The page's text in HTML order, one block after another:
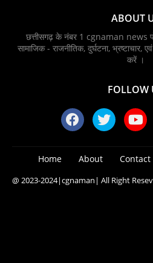
ABOUT
छत्तीसगढ़ के नंबर 1 cgnaman news
सामाजिक - राजनीतिक, दुर्घटना,
करें ।
FOLLOW
Home About Contact
@ 2023-2024|cgnaman| All Right